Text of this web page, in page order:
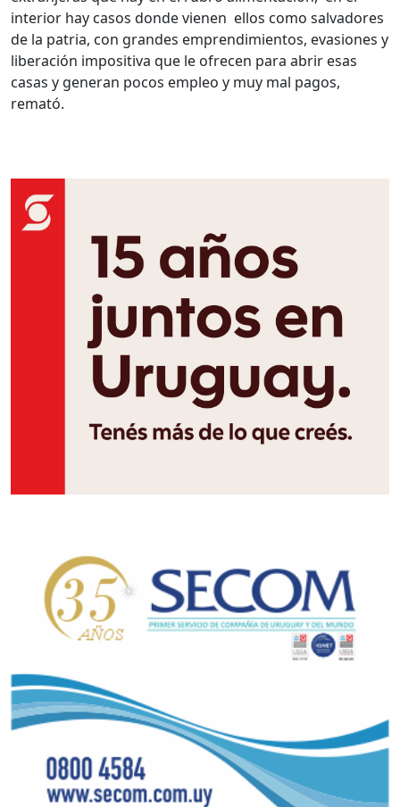
interior hay casos donde vienen ellos como salvadores
de la patria, con grandes emprendimientos, evasiones y
liberación impositiva que le ofrecen para abrir esas
casas y generan pocos empleo y muy mal pagos,
remató.